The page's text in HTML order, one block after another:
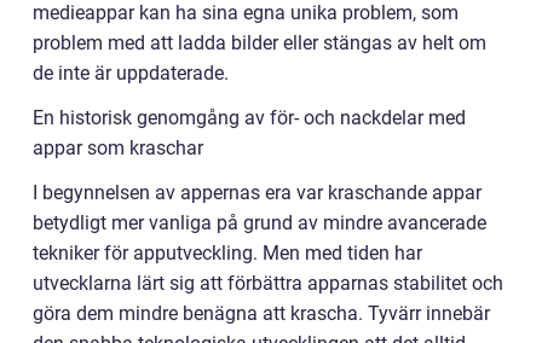
medieappar kan ha sina egna unika problem, som
problem med att ladda bilder eller stängas av helt om
de inte är uppdaterade.
En historisk genomgång av för- och nackdelar med
appar som kraschar
I begynnelsen av appernas era var kraschande appar
betydligt mer vanliga på grund av mindre avancerade
tekniker för apputveckling. Men med tiden har
utvecklarna lärt sig att förbättra apparnas stabilitet och
göra dem mindre benägna att krascha. Tyvärr innebär